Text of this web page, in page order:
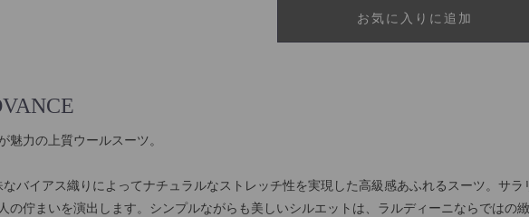
お気に入りに追加
魅力の上質ウールスーツ。
バイアス織りによってナチュラルなストレッチ性を実現した高級感あふれるスーツ。サラ
の佇まいを演出します。シンプルながらも美しいシルエットは、ラルディーニならではの